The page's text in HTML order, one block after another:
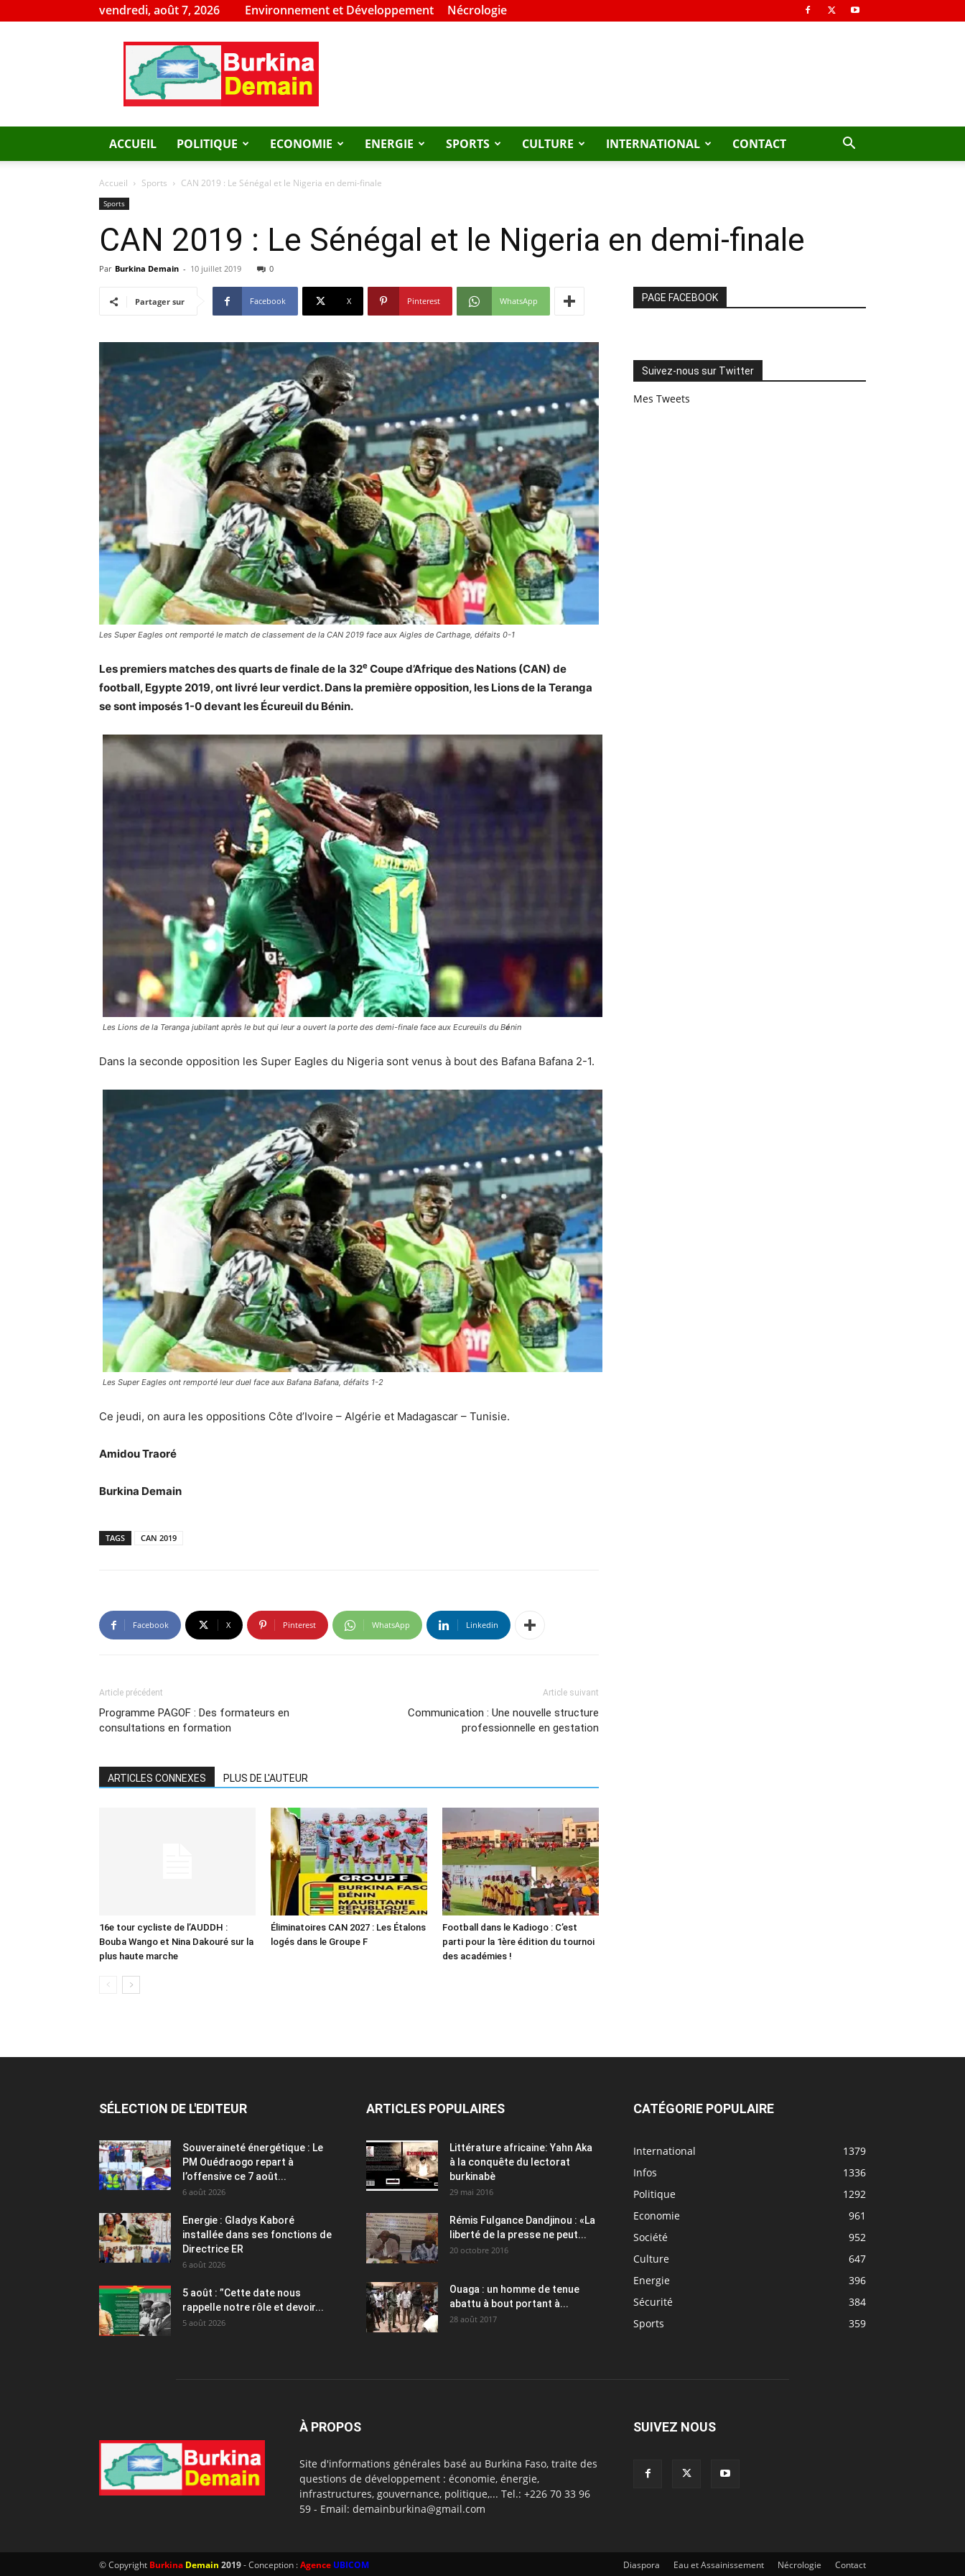
vendredi, août 7, 2026 Environnement et Développement Nécrologie
Burkina
Demain
ACCUEIL POLITIQUE ECONOMIE ENERGIE SPORTS CULTURE INTERNATIONAL CONTACT
Accueil Sports CAN 2019 : Le Sénégal et le Nigeria en demi-finale
Sports
CAN 2019 : Le Sénégal et le Nigeria en demi-finale
Par Burkina Demain - 10 juillet 2019 0
Partager sur Facebook X Pinterest WhatsApp
Les Super Eagles ont remporté le match de classement de la CAN 2019 face aux Aigles de Carthage, défaits 0-1
Les premiers matches des quarts de finale de la 32e Coupe d’Afrique des Nations (CAN) de
football, Egypte 2019, ont livré leur verdict. Dans la première opposition, les Lions de la Teranga
se sont imposés 1-0 devant les Écureuil du Bénin.
Les Lions de la Teranga jubilant après le but qui leur a ouvert la porte des demi-finale face aux Ecureuils du Bénin
Dans la seconde opposition les Super Eagles du Nigeria sont venus à bout des Bafana Bafana 2-1.
Les Super Eagles ont remporté leur duel face aux Bafana Bafana, défaits 1-2
Ce jeudi, on aura les oppositions Côte d’Ivoire – Algérie et Madagascar – Tunisie.
Amidou Traoré
Burkina Demain
TAGS CAN 2019
Facebook X Pinterest WhatsApp Linkedin
Article précédent
Programme PAGOF : Des formateurs en
consultations en formation
Article suivant
Communication : Une nouvelle structure
professionnelle en gestation
ARTICLES CONNEXES PLUS DE L'AUTEUR
16e tour cycliste de l’AUDDH :
Bouba Wango et Nina Dakouré sur la
plus haute marche
Éliminatoires CAN 2027 : Les Étalons
logés dans le Groupe F
Football dans le Kadiogo : C’est
parti pour la 1ère édition du tournoi
des académies !
PAGE FACEBOOK
Suivez-nous sur Twitter
Mes Tweets
SÉLECTION DE L'EDITEUR
Souveraineté énergétique : Le
PM Ouédraogo repart à
l’offensive ce 7 août...
6 août 2026
Energie : Gladys Kaboré
installée dans ses fonctions de
Directrice ER
6 août 2026
5 août : ”Cette date nous
rappelle notre rôle et devoir...
5 août 2026
ARTICLES POPULAIRES
Littérature africaine: Yahn Aka
à la conquête du lectorat
burkinabè
29 mai 2016
Rémis Fulgance Dandjinou : «La
liberté de la presse ne peut...
20 octobre 2016
Ouaga : un homme de tenue
abattu à bout portant à...
28 août 2017
CATÉGORIE POPULAIRE
International
1379
Infos
1336
Politique
1292
Economie
961
Société
952
Culture
647
Energie
396
Sécurité
384
Sports
359
À PROPOS
Site d'informations générales basé au Burkina Faso, traite des
questions de développement : économie, énergie,
infrastructures, gouvernance, politique,... Tel.: +226 70 33 96
59 - Email: demainburkina@gmail.com
SUIVEZ NOUS
Diaspora Eau et Assainissement Nécrologie Contact
© Copyright Burkina Demain 2019- Conception :Agence UBICOM